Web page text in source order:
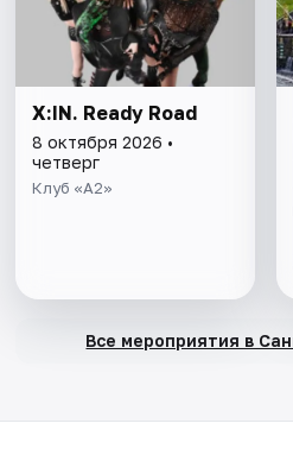
X:IN. Ready Road
8 октября 2026 •
четверг
Клуб «А2»
Все мероприятия в